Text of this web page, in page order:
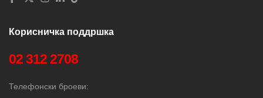
Корисничка поддршка
02 312 2708
Телефонски броеви: